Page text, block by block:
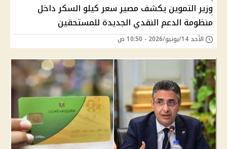
وزير التموين يكشف مصير سعر كيلو السكر داخل
منظومة الدعم النقدي الجديدة للمستحقين
الأحد 14/يونيو/2026 - 10:50 ص